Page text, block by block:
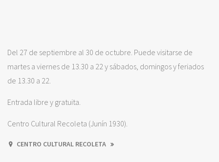
Del 27 de septiembre al 30 de octubre. Puede visitarse de
martes a viernes de 13.30 a 22 y sábados, domingos y feriados
de 13.30 a 22.
Entrada libre y gratuita.
Centro Cultural Recoleta (Junín 1930).
CENTRO CULTURAL RECOLETA